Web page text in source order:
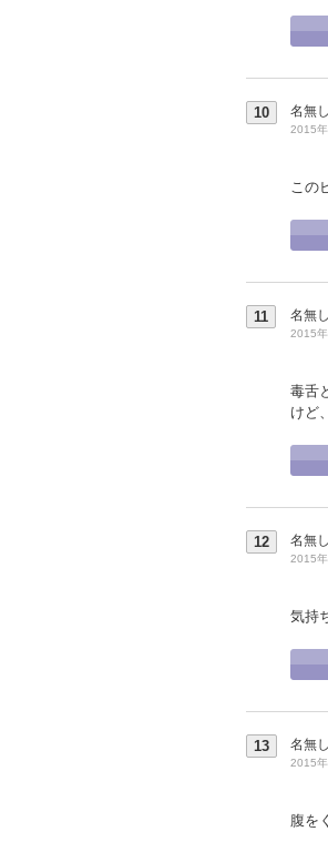
10 名無
2015
この
11 名無
2015
毒舌
けど
12 名無
2015
気持
13 名無
2015
腹を